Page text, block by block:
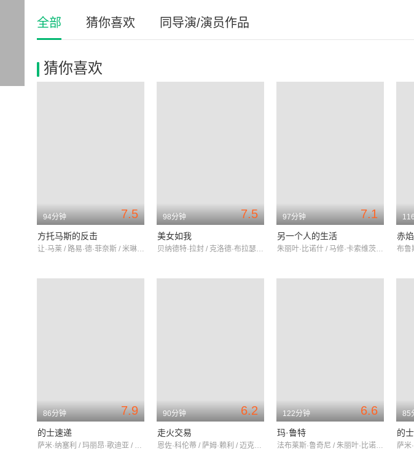
全部 猜你喜欢 同导演/演员作品
猜你喜欢
7.5
94分钟
方托马斯的反击
让·马莱 / 路易·德·菲奈斯 / 米琳娜·德蒙若
7.5
98分钟
美女如我
贝纳德特·拉封 / 克洛德·布拉瑟 / 查尔斯·登纳
7.1
97分钟
另一个人的生活
朱丽叶·比诺什 / 马修·卡索维茨 / 奥雷·阿蒂卡
赤
7.9
86分钟
的士速递
萨米·纳塞利 / 玛丽昂·歌迪亚 / 弗雷德里克·迪芬塔尔
6.2
90分钟
走火交易
恩佐·科伦蒂 / 萨姆·赖利 / 迈克尔·史麦利
6.6
122分钟
玛·鲁特
法布莱斯·鲁奇尼 / 朱丽叶·比诺什 / 瓦莱丽亚·布鲁尼·泰德斯基
85
的